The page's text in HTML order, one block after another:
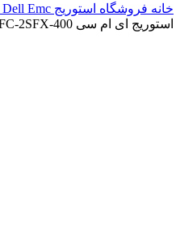
خانه فروشگاه استوریج Dell Emc
استوریج ای ام سی 400GB D4FC-2SFX-400